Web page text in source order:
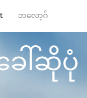
ဘလော့ဂ်
ေါ်ဆိုပုံ